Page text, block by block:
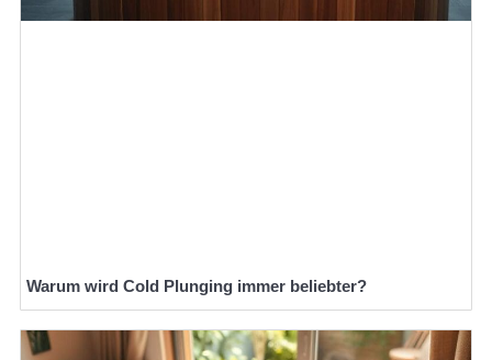
Warum wird Cold Plunging immer beliebter?